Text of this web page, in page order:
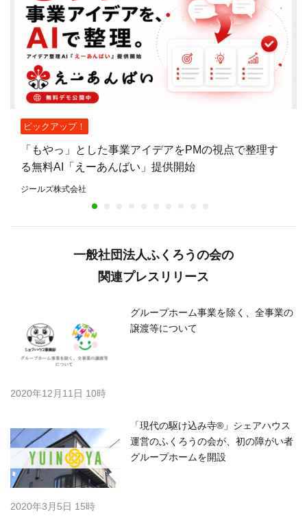
ピックアップ！
「もやっ」とした事業アイデアをPMの視点で整理す
る無料AI「えーあんばい」提供開始
ジールズ株式会社
一般社団法人ふくろうの会の
関連プレスリリース
グループホーム事業を除く、全事業の
譲渡等について
2020年12月11日 10時
「現代の駆け込み寺®」シェアハウス
運営のふくろうの会が、初の障がい者
グループホームを開設
2020年3月5日 15時